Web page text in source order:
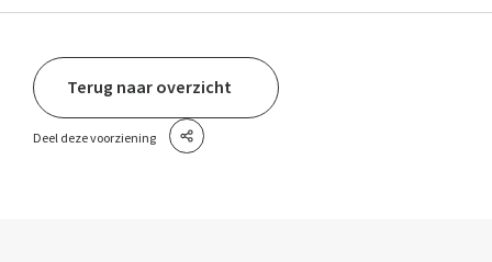
Terug naar overzicht
Deel deze voorziening